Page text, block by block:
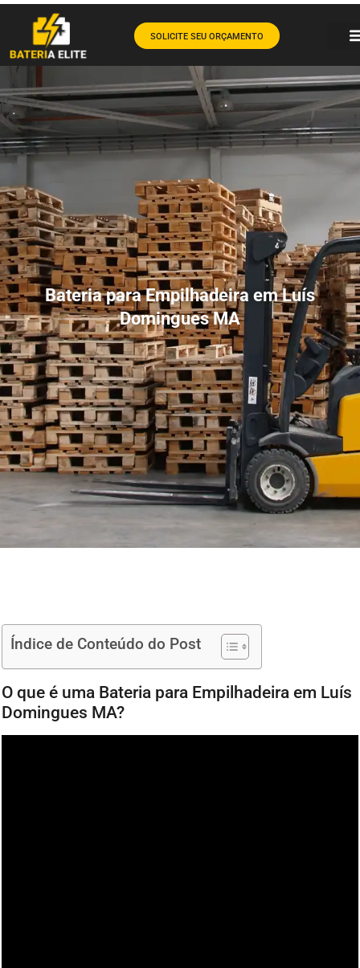
SOLICITE SEU ORÇAMENTO
Bateria para Empilhadeira em Luís
Domingues MA
Índice de Conteúdo do Post
O que é uma Bateria para Empilhadeira em Luís
Domingues MA?